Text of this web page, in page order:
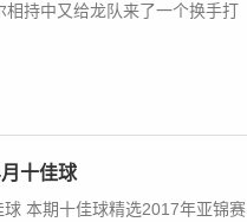
持中又给龙队来了一个换手打
十佳球
本期十佳球精选2017年亚锦赛